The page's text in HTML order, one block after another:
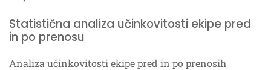
Statistična analiza učinkovitosti ekipe pred
in po prenosu
Analiza učinkovitosti ekipe pred in po prenosih